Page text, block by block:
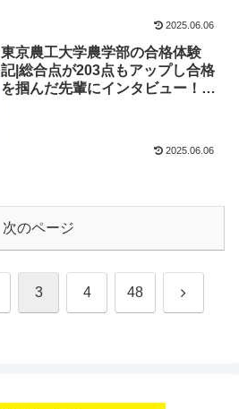
2025.06.06
東京農工大学農学部の合格体験
記|総合点が203点もアップし合格
を掴んだ先輩にインタビュー！大
2025.06.06
次のページ
3 4 48 次